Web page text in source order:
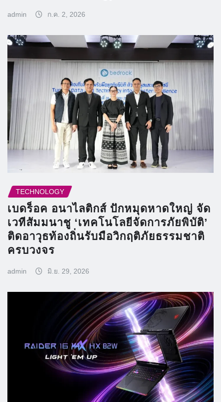
admin ก.ค. 2, 2026
TECHNOLOGY
เบดร็อค อนาไลติกส์ ปักหมุดหาดใหญ่ จัด
เวทีสัมมนาชู ‘เทคโนโลยีจัดการภัยพิบัติ’
ติดอาวุธท้องถิ่นรับมือวิกฤติภัยธรรมชาติ
ครบวงจร
admin มิ.ย. 29, 2026